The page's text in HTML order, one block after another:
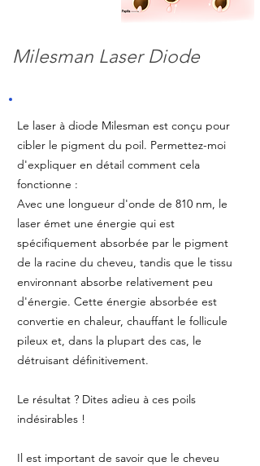
Milesman Laser Diode
Le laser à diode Milesman est conçu pour
cibler le pigment du poil. Permettez-moi
d'expliquer en détail comment cela
fonctionne :
Avec une longueur d'onde de 810 nm, le
laser émet une énergie qui est
spécifiquement absorbée par le pigment
de la racine du cheveu, tandis que le tissu
environnant absorbe relativement peu
d'énergie. Cette énergie absorbée est
convertie en chaleur, chauffant le follicule
pileux et, dans la plupart des cas, le
détruisant définitivement.
Le résultat ? Dites adieu à ces poils
indésirables !
Il est important de savoir que le cheveu